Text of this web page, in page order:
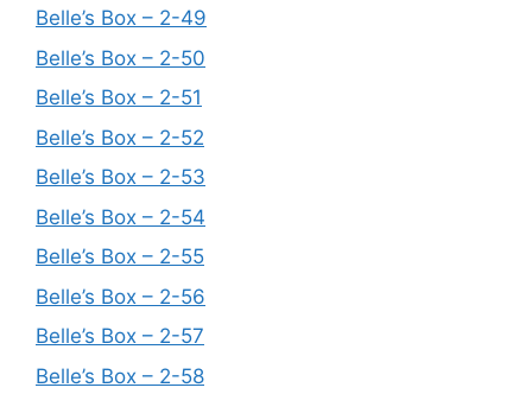
Belle’s Box – 2-49
Belle’s Box – 2-50
Belle’s Box – 2-51
Belle’s Box – 2-52
Belle’s Box – 2-53
Belle’s Box – 2-54
Belle’s Box – 2-55
Belle’s Box – 2-56
Belle’s Box – 2-57
Belle’s Box – 2-58